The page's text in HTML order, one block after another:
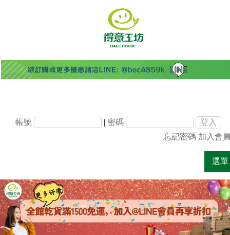
帳號 | 密碼
忘記密碼 加入會
選單